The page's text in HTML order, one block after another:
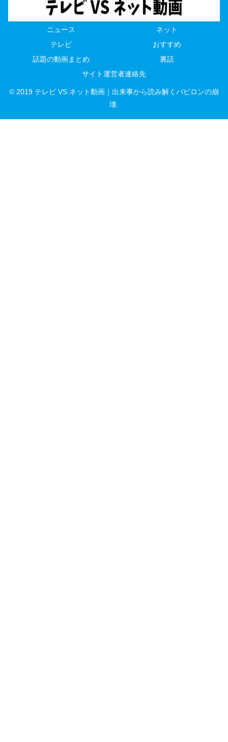
ニュース
ネット
テレビ
おすすめ
話題の動画まとめ
裏話
サイト運営者連絡先
© 2019 テレビ VS ネット動画｜出来事から読み解くバビロンの崩
壊.